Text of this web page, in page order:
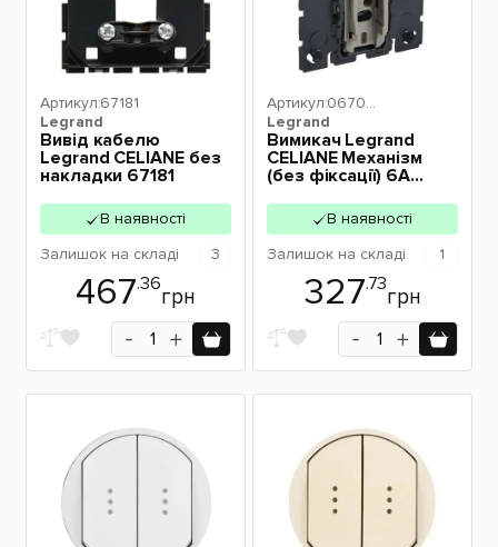
Legrand
Артикул:67181
Вивід кабелю
Legrand CELIANE без
накладки 67181
В наявності
Залишок на складі 3
467.36
грн
Legrand
Артикул:06703
2
Вимикач Legrand
CELIANE Механізм
(без фіксації) 6А
одноклавішний
067032В наявності
Залишок на складі 1
327.73
грн